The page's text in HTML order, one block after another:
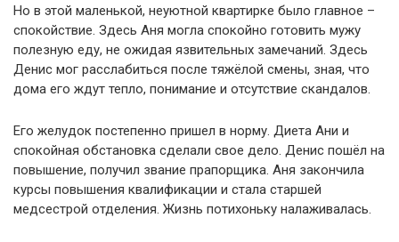
Но в этой маленькой, неуютной квартирке было главное –
спокойствие. Здесь Аня могла спокойно готовить мужу
полезную еду, не ожидая язвительных замечаний. Здесь
Денис мог расслабиться после тяжёлой смены, зная, что
дома его ждут тепло, понимание и отсутствие скандалов.
Его желудок постепенно пришел в норму. Диета Ани и
спокойная обстановка сделали свое дело. Денис пошёл на
повышение, получил звание прапорщика. Аня закончила
курсы повышения квалификации и стала старшей
медсестрой отделения. Жизнь потихоньку налаживалась.